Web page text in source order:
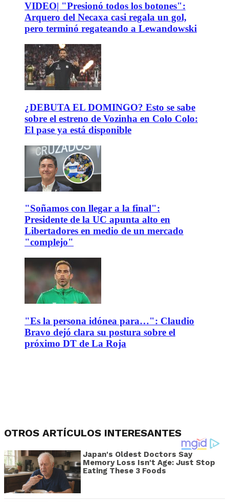
VIDEO| "Presionó todos los botones":
Arquero del Necaxa casi regala un gol,
pero terminó regateando a Lewandowski
¿DEBUTA EL DOMINGO? Esto se sabe
sobre el estreno de Vozinha en Colo Colo:
El pase ya está disponible
"Soñamos con llegar a la final":
Presidente de la UC apunta alto en
Libertadores en medio de un mercado
"complejo"
"Es la persona idónea para…": Claudio
Bravo dejó clara su postura sobre el
próximo DT de La Roja
OTROS ARTÍCULOS INTERESANTES
Japan's Oldest Doctors Say
Memory Loss Isn't Age: Just Stop
Eating These 3 Foods